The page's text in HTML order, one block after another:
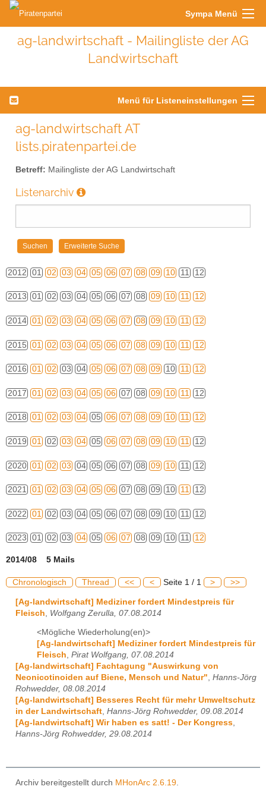
Sympa Menü
ag-landwirtschaft - Mailingliste der AG
Landwirtschaft
Menü für Listeneinstellungen
ag-landwirtschaft AT
lists.piratenpartei.de
Betreff: Mailingliste der AG Landwirtschaft
Listenarchiv
2012 01 02 03 04 05 06 07 08 09 10 11 12
2013 01 02 03 04 05 06 07 08 09 10 11 12
2014 01 02 03 04 05 06 07 08 09 10 11 12
2015 01 02 03 04 05 06 07 08 09 10 11 12
2016 01 02 03 04 05 06 07 08 09 10 11 12
2017 01 02 03 04 05 06 07 08 09 10 11 12
2018 01 02 03 04 05 06 07 08 09 10 11 12
2019 01 02 03 04 05 06 07 08 09 10 11 12
2020 01 02 03 04 05 06 07 08 09 10 11 12
2021 01 02 03 04 05 06 07 08 09 10 11 12
2022 01 02 03 04 05 06 07 08 09 10 11 12
2023 01 02 03 04 05 06 07 08 09 10 11 12
2014/08 5 Mails
Chronologisch Thread << < Seite 1 / 1 > >>
[Ag-landwirtschaft] Mediziner fordert Mindestpreis für
Fleisch
Wolfgang Zerulla, 07.08.2014
<Mögliche Wiederholung(en)>
[Ag-landwirtschaft] Mediziner fordert Mindestpreis für
Fleisch, Pirat Wolfgang, 07.08.2014
[Ag-landwirtschaft] Fachtagung "Auswirkung von
Neonicotinoiden auf Biene, Mensch und Natur", Hanns-Jörg
Rohwedder, 08.08.2014
[Ag-landwirtschaft] Besseres Recht für mehr Umweltschutz
in der Landwirtschaft, Hanns-Jörg Rohwedder, 09.08.2014
[Ag-landwirtschaft] Wir haben es satt! - Der Kongress,
Hanns-Jörg Rohwedder, 29.08.2014
Archiv bereitgestellt durch MHonArc 2.6.19